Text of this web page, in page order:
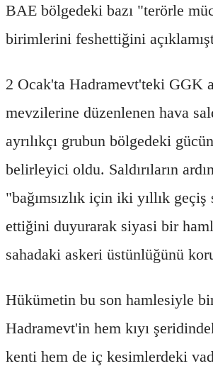
BAE bölgedeki bazı "terörle
birimlerini feshettiğini
2 Ocak'ta Hadramevt'teki GGK
mevzilerine düzenlenen hava
ayrılıkçı grubun bölgedeki
belirleyici oldu. Saldırıların
"bağımsızlık için iki yıllık
ettiğini duyurarak siyasi bir
sahadaki askeri üstünlüğünü
Hükümetin bu son hamlesiyle
Hadramevt'in hem kıyı
kenti hem de iç kesimlerdeki